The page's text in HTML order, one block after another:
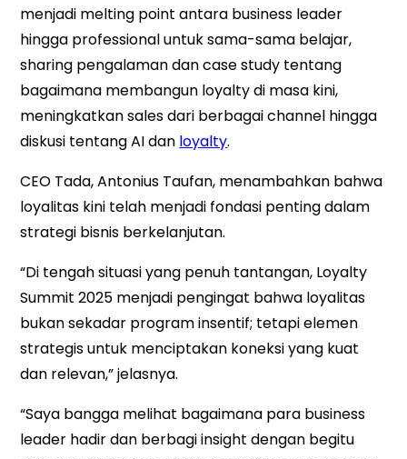
menjadi melting point antara business leader
hingga professional untuk sama-sama belajar,
sharing pengalaman dan case study tentang
bagaimana membangun loyalty di masa kini,
meningkatkan sales dari berbagai channel hingga
diskusi tentang AI dan loyalty.
CEO Tada, Antonius Taufan, menambahkan bahwa
loyalitas kini telah menjadi fondasi penting dalam
strategi bisnis berkelanjutan.
“Di tengah situasi yang penuh tantangan, Loyalty
Summit 2025 menjadi pengingat bahwa loyalitas
bukan sekadar program insentif; tetapi elemen
strategis untuk menciptakan koneksi yang kuat
dan relevan,” jelasnya.
“Saya bangga melihat bagaimana para business
leader hadir dan berbagi insight dengan begitu